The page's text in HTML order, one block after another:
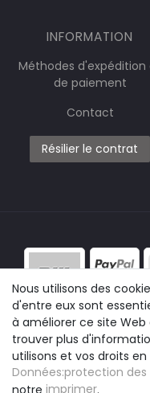
INFORMATION
Méthodes d'expédition
de paiement
Contact
Résilier le contrat
Nous utilisons des
d'entre eux sont
à améliorer ce site
trouver plus
utilisons et vos droits
Données:protection
notre imprimer.